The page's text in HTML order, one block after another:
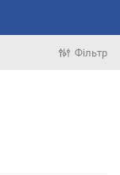
Фільтр